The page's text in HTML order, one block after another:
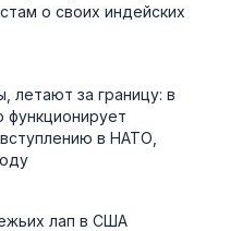
о своих индейских
летают за границу: в
в НАТО,
лап в США